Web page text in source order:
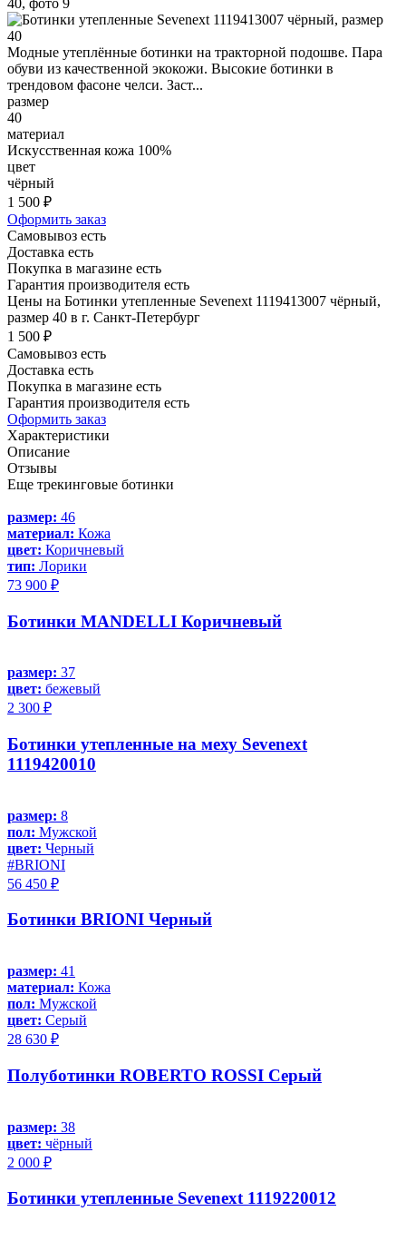
Модные утеплённые ботинки на тракторной подошве. Пара
обуви из качественной экокожи. Высокие ботинки в
трендовом фасоне челси. Заст...
размер
40
материал
Искусственная кожа 100%
цвет
чёрный
1 500 ₽
Оформить заказ
Самовывоз есть
Доставка есть
Покупка в магазине есть
Гарантия производителя есть
Цены на Ботинки утепленные Sevenext 1119413007 чёрный,
размер 40 в г. Санкт-Петербург
1 500 ₽
Самовывоз есть
Доставка есть
Покупка в магазине есть
Гарантия производителя есть
Оформить заказ
Характеристики
Описание
Отзывы
Еще трекинговые ботинки
размер: 46
материал: Кожа
цвет: Коричневый
тип: Лорики
73 900 ₽
Ботинки MANDELLI Коричневый
размер: 37
цвет: бежевый
2 300 ₽
Ботинки утепленные на меху Sevenext
1119420010
размер: 8
пол: Мужской
цвет: Черный
#BRIONI
56 450 ₽
Ботинки BRIONI Черный
размер: 41
материал: Кожа
пол: Мужской
цвет: Серый
28 630 ₽
Полуботинки ROBERTO ROSSI Серый
размер: 38
цвет: чёрный
2 000 ₽
Ботинки утепленные Sevenext 1119220012